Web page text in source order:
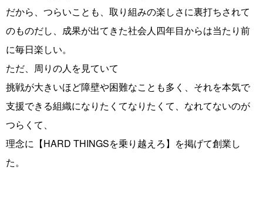
だから、つらいことも、取り組みの楽しさに裏打ちされて
のものだし、成果が出てきた社会人四年目からは当たり前
に毎日楽しい。
ただ、周りの人を見ていて
挑戦が大きいほど障壁や困難なことも多く、それを本気で
支援できる組織になりたくてなりたくて、なれてないのが
つらくて、
理念に【HARD THINGSを乗り越えろ】を掲げて創業し
た。